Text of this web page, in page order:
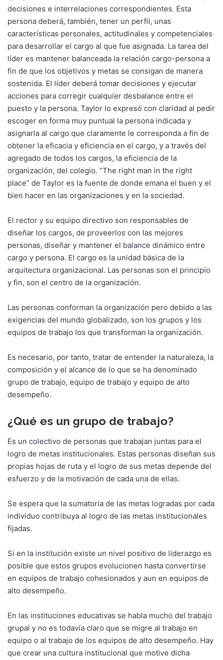
decisiones e interrelaciones correspondientes. Esta
persona deberá, también, tener un perfil, unas
características personales, actitudinales y competenciales
para desarrollar el cargo al que fue asignada. La tarea del
líder es mantener balanceada la relación cargo-persona a
fin de que los objetivos y metas se consigan de manera
sostenida. El líder deberá tomar decisiones y ejecutar
acciones para corregir cualquier desbalance entre el
puesto y la persona. Taylor lo expresó con claridad al pedir
escoger en forma muy puntual la persona indicada y
asignarla al cargo que claramente le corresponda a fin de
obtener la eficacia y eficiencia en el cargo, y a través del
agregado de todos los cargos, la eficiencia de la
organización, del colegio. “The right man in the right
place” de Taylor es la fuente de donde emana el buen y el
bien hacer en las organizaciones y en la sociedad.
El rector y su equipo directivo son responsables de
diseñar los cargos, de proveerlos con las mejores
personas, diseñar y mantener el balance dinámico entre
cargo y persona. El cargo es la unidad básica de la
arquitectura organizacional. Las personas son el principio
y fin, son el centro de la organización.
Las personas conforman la organización pero debido a las
exigencias del mundo globalizado, son los grupos y los
equipos de trabajo los que transforman la organización.
Es necesario, por tanto, tratar de entender la naturaleza, la
composición y el alcance de lo que se ha denominado
grupo de trabajo, equipo de trabajo y equipo de alto
desempeño.
¿Qué es un grupo de trabajo?
Es un colectivo de personas que trabajan juntas para el
logro de metas institucionales. Estas personas diseñan sus
propias hojas de ruta y el logro de sus metas depende del
esfuerzo y de la motivación de cada una de ellas.
Se espera que la sumatoria de las metas logradas por cada
individuo contribuya al logro de las metas institucionales
fijadas.
Si en la institución existe un nivel positivo de liderazgo es
posible que estos grupos evolucionen hasta convertirse
en equipos de trabajo cohesionados y aun en equipos de
alto desempeño.
En las instituciones educativas se habla mucho del trabajo
grupal y no es todavía claro que se migre al trabajo en
equipo o al trabajo de los equipos de alto desempeño. Hay
que crear una cultura institucional que motive dicha